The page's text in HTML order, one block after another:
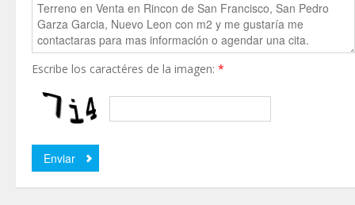
Escribe los caractéres de la imagen: *